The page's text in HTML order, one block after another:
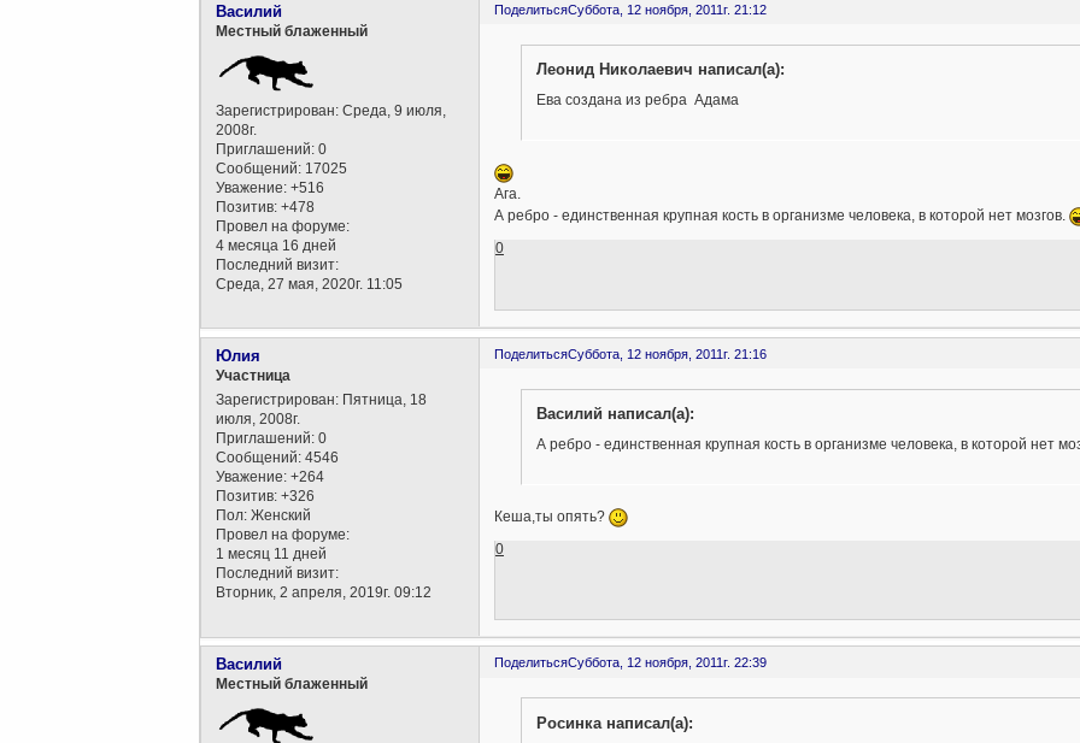
ПоделитьсяСуббота, 12 ноября, 2011г. 21:12
Василий
Местный блаженный
Зарегистрирован: Среда, 9 июля,
2008г.
Приглашений: 0
Сообщений: 17025
Уважение: +516
Позитив: +478
Провел на форуме:
4 месяца 16 дней
Последний визит:
Среда, 27 мая, 2020г. 11:05
Леонид Николаевич написал(а):
Ева создана из ребра Адама
Ага.
А ребро - единственная крупная кость в организме человека, в которой нет мозгов.
0
ПоделитьсяСуббота, 12 ноября, 2011г. 21:16
Юлия
Участница
Зарегистрирован: Пятница, 18
июля, 2008г.
Приглашений: 0
Сообщений: 4546
Уважение: +264
Позитив: +326
Пол: Женский
Провел на форуме:
1 месяц 11 дней
Последний визит:
Вторник, 2 апреля, 2019г. 09:12
Василий написал(а):
А ребро - единственная крупная кость в организме человека, в которой нет
Кеша,ты опять?
0
ПоделитьсяСуббота, 12 ноября, 2011г. 22:39
Василий
Местный блаженный
Росинка написал(а):